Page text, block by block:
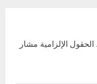
الحقول الإلزامية مشار